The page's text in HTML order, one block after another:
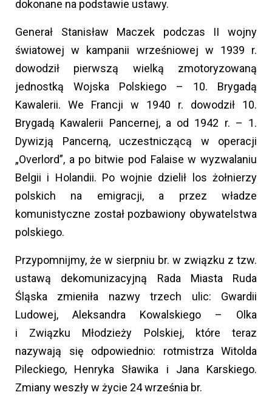
dokonane na podstawie ustawy.
Generał Stanisław Maczek podczas II wojny
światowej w kampanii wrześniowej w 1939 r.
dowodził pierwszą wielką zmotoryzowaną
jednostką Wojska Polskiego – 10. Brygadą
Kawalerii. We Francji w 1940 r. dowodził 10.
Brygadą Kawalerii Pancernej, a od 1942 r. – 1.
Dywizją Pancerną, uczestniczącą w operacji
„Overlord”, a po bitwie pod Falaise w wyzwalaniu
Belgii i Holandii. Po wojnie dzielił los żołnierzy
polskich na emigracji, a przez władze
komunistyczne został pozbawiony obywatelstwa
polskiego.
Przypomnijmy, że w sierpniu br. w związku z tzw.
ustawą dekomunizacyjną Rada Miasta Ruda
Śląska zmieniła nazwy trzech ulic: Gwardii
Ludowej, Aleksandra Kowalskiego – Olka
i Związku Młodzieży Polskiej, które teraz
nazywają się odpowiednio: rotmistrza Witolda
Pileckiego, Henryka Sławika i Jana Karskiego.
Zmiany weszły w życie 24 września br.